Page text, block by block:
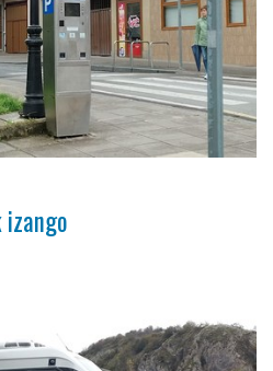
izango